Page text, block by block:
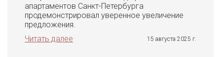
апартаментов Санкт-Петербурга
продемонстрировал уверенное увеличение
предложения.
Читать далее
15 августа 2025 г.